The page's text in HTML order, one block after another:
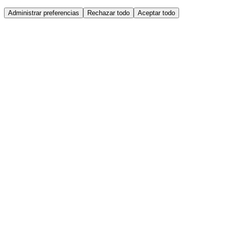
Administrar preferencias Rechazar todo Aceptar todo